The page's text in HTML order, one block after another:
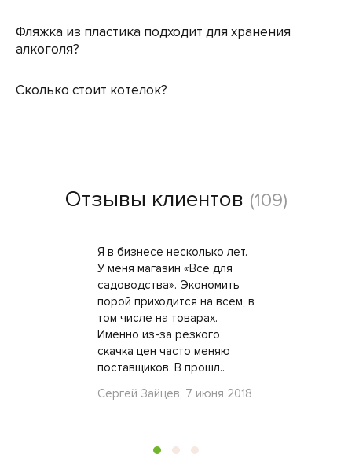
Фляжка из пластика подходит для хранения
алкоголя?
Сколько стоит котелок?
Отзывы клиентов (109)
Я в бизнесе несколько лет.
У меня магазин «Всё для
садоводства». Экономить
порой приходится на всём, в
том числе на товарах.
Именно из-за резкого
скачка цен часто меняю
поставщиков. В прошл..
Сергей Зайцев, 7 июня 2018